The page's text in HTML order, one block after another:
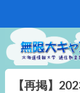
content
【再掲】